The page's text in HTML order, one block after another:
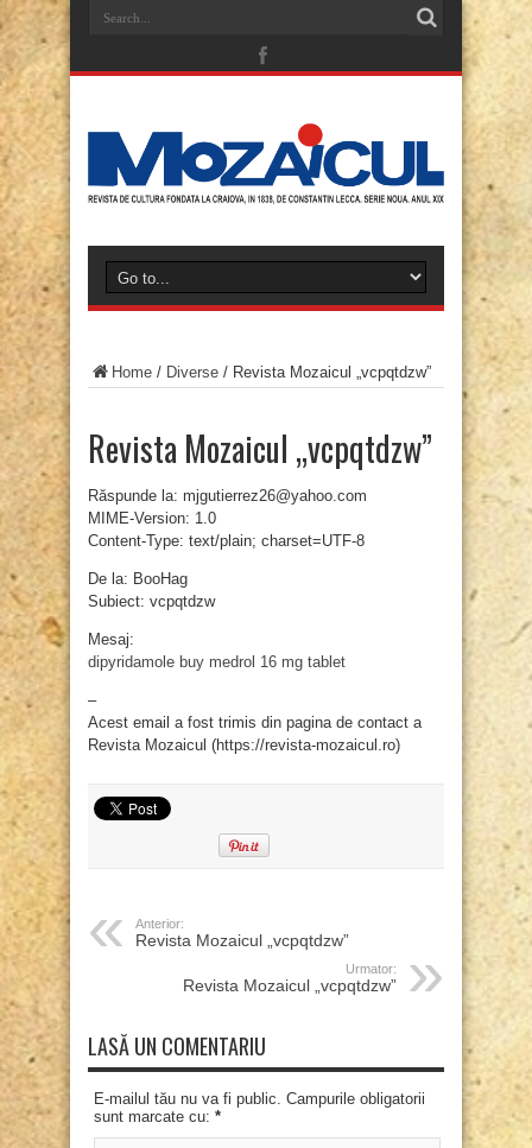
Home / Diverse / Revista Mozaicul „vcpqtdzw”
Revista Mozaicul „vcpqtdzw”
Răspunde la: mjgutierrez26@yahoo.com
MIME-Version: 1.0
Content-Type: text/plain; charset=UTF-8
De la: BooHag
Subiect: vcpqtdzw
Mesaj:
dipyridamole buy medrol 16 mg tablet
–
Acest email a fost trimis din pagina de contact a
Revista Mozaicul (https://revista-mozaicul.ro)
Anterior:
Revista Mozaicul „vcpqtdzw”
Urmator:
Revista Mozaicul „vcpqtdzw”
LASĂ UN COMENTARIU
E-mailul tău nu va fi public. Campurile obligatorii
sunt marcate cu: *